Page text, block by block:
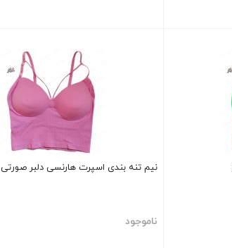
نیم تنه بندی اسپرت هارنسی دلبر صورتی
ناموجود